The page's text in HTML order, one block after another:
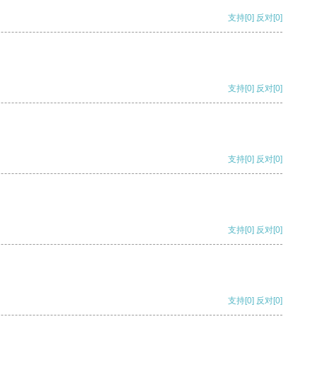
支持[0] 反对[0]
支持[0] 反对[0]
支持[0] 反对[0]
支持[0] 反对[0]
支持[0] 反对[0]